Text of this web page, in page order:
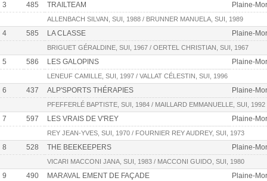
3 485 TRAILTEAM Plaine-
ALLENBACH SILVAN, SUI, 1988 / BRUNNER MANUELA, SUI, 1989
4 585 LA CLASSE Plaine-
BRIGUET GÉRALDINE, SUI, 1967 / OERTEL CHRISTIAN, SUI, 1967
5 586 LES GALOPINS Plaine-
LENEUF CAMILLE, SUI, 1997 / VALLAT CÉLESTIN, SUI, 1996
6 437 ALP'SPORTS THÉRAPIES Plaine-
PFEFFERLÉ BAPTISTE, SUI, 1984 / MAILLARD EMMANUELLE, SUI, 1992
7 597 LES VRAIS DE V'REY Plaine-
REY JEAN-YVES, SUI, 1970 / FOURNIER REY AUDREY, SUI, 1973
8 528 THE BEEKEEPERS Plaine-
VICARI MACCONI JANA, SUI, 1983 / MACCONI GUIDO, SUI, 1980
9 490 MARAVAL EMENT DE FAÇADE Plaine-